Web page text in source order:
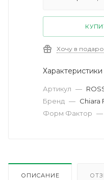
Хочу в
Характеристики
Артикул —
Бренд — Chiara
Форм Фактор —
ОПИСАНИЕ